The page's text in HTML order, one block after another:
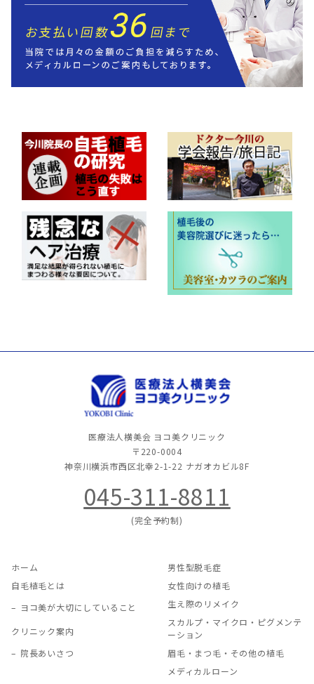
医療法人横美会 ヨコ美クリニック
〒220-0004
神奈川横浜市西区北幸2-1-22 ナガオカビル8F
045-311-8811
(完全予約制)
ホーム
自毛植毛とは
ヨコ美が大切にしていること
クリニック案内
院長あいさつ
男性型脱毛症
女性向けの植毛
生え際のリメイク
スカルプ・マイクロ・ピグメンテ
ーション
眉毛・まつ毛・その他の植毛
メディカルローン